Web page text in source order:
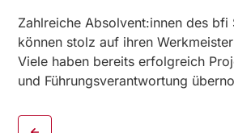
Zahlreiche Absolvent:innen des bfi
können stolz auf ihren
Viele haben bereits erfolgreich
und Führungsverantwortung